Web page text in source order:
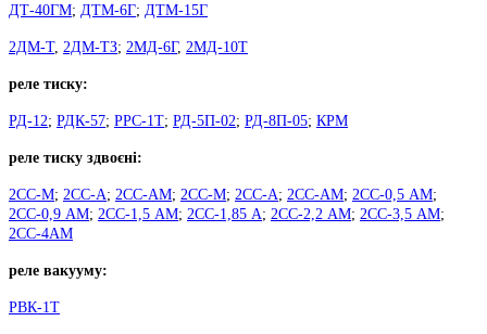
ДТ-40ГМ; ДТМ-6Г; ДТМ-15Г
2ДМ-Т, 2ДМ-ТЗ; 2МД-6Г, 2МД-10Т
реле тиску:
РД-12; РДК-57; РРС-1Т; РД-5П-02; РД-8П-05; КРМ
реле тиску здвоєні:
2СС-М; 2СС-А; 2СС-АМ; 2СС-М; 2СС-А; 2СС-АМ; 2СС-0,5 АМ;
2СС-0,9 АМ; 2СС-1,5 АМ; 2СС-1,85 А; 2СС-2,2 АМ; 2СС-3,5 АМ;
2СС-4АМ
реле вакууму:
РВК-1Т